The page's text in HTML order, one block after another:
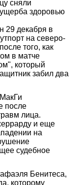
сняли
здоровью
29 декабря в
на северо-
того, как
в матче
который
забил два
после
лица.
и еще
на
судебное
Бенитеса,
которому